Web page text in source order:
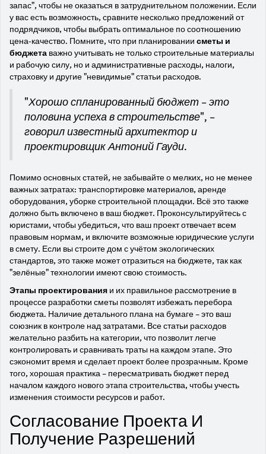
запас", чтобы не оказаться в затруднительном положении. Если
у вас есть возможность, сравните несколько предложений от
подрядчиков, чтобы выбрать оптимальное по соотношению
цена-качество. Помните, что при планировании сметы и
бюджета важно учитывать не только строительные материалы
и рабочую силу, но и административные расходы, налоги,
страховку и другие "невидимые" статьи расходов.
"Хорошо спланированный бюджет – это
половина успеха в строительстве", –
говорил известный архитектор и
проектировщик Антоний Гауди.
Помимо основных статей, не забывайте о мелких, но не менее
важных затратах: транспортировке материалов, аренде
оборудования, уборке строительной площадки. Всё это также
должно быть включено в ваш бюджет. Проконсультируйтесь с
юристами, чтобы убедиться, что ваш проект отвечает всем
правовым нормам, и включите возможные юридические услуги
в смету. Если вы строите дом с учётом экологических
стандартов, это также может отразиться на бюджете, так как
"зелёные" технологии имеют свою стоимость.
Этапы проектирования и их правильное рассмотрение в
процессе разработки сметы позволят избежать перебора
бюджета. Наличие детального плана на бумаге – это ваш
союзник в контроле над затратами. Все статьи расходов
желательно разбить на категории, что позволит легче
контролировать и сравнивать траты на каждом этапе. Это
сэкономит время и сделает проект более прозрачным. Кроме
того, хорошая практика – пересматривать бюджет перед
началом каждого нового этапа строительства, чтобы учесть
изменения стоимости ресурсов и работ.
Согласование Проекта И
Получение Разрешений